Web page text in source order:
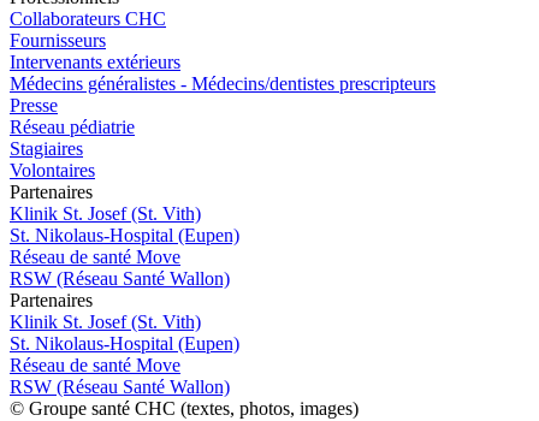
Collaborateurs CHC
Fournisseurs
Intervenants extérieurs
Médecins généralistes - Médecins/dentistes prescripteurs
Presse
Réseau pédiatrie
Stagiaires
Volontaires
Partenaires
Klinik St. Josef (St. Vith)
St. Nikolaus-Hospital (Eupen)
Réseau de santé Move
RSW (Réseau Santé Wallon)
Partenaires
Klinik St. Josef (St. Vith)
St. Nikolaus-Hospital (Eupen)
Réseau de santé Move
RSW (Réseau Santé Wallon)
© Groupe santé CHC (textes, photos, images)